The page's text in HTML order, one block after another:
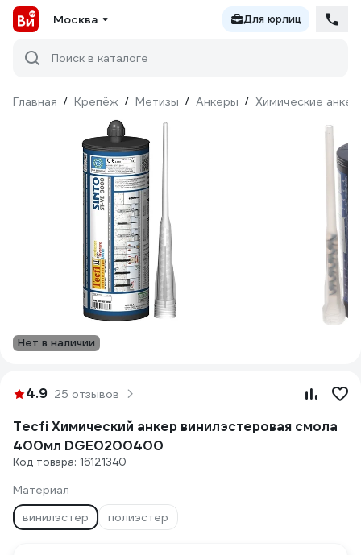
Москва Для юрлиц
Поиск в каталоге
Главная / Крепёж / Метизы / Анкеры / Химические
Нет в наличии
4.9 25 отзывов
Tecfi Химический анкер винилэстеровая смола
400мл DGE0200400
Код товара: 16121340
Материал
винилэстер
полиэстер